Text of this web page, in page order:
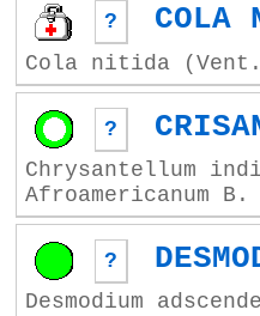
? COLA
Cola nitida
?
Chrysantellum
Afroamericanum
?
Desmodium